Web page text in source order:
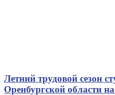
Летний трудовой сезон
Оренбургской области